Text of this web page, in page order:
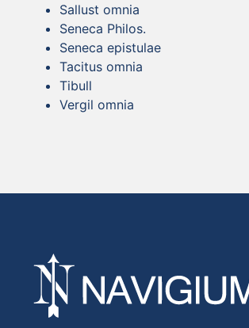
Sallust omnia
Seneca Philos.
Seneca epistulae
Tacitus omnia
Tibull
Vergil omnia